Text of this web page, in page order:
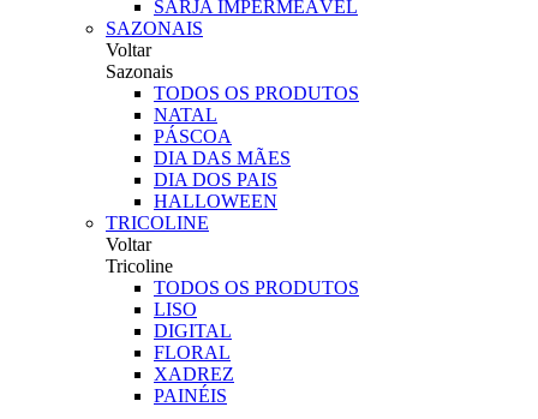
SARJA IMPERMEÁVEL
SAZONAIS
Voltar
Sazonais
TODOS OS PRODUTOS
NATAL
PÁSCOA
DIA DAS MÃES
DIA DOS PAIS
HALLOWEEN
TRICOLINE
Voltar
Tricoline
TODOS OS PRODUTOS
LISO
DIGITAL
FLORAL
XADREZ
PAINÉIS